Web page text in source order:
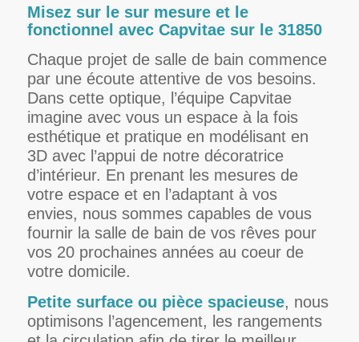
Misez sur le sur mesure et le
fonctionnel avec Capvitae sur le 31850
Chaque projet de salle de bain commence
par une écoute attentive de vos besoins.
Dans cette optique, l’équipe Capvitae
imagine avec vous un espace à la fois
esthétique et pratique en modélisant en
3D avec l’appui de notre décoratrice
d’intérieur. En prenant les mesures de
votre espace et en l’adaptant à vos
envies, nous sommes capables de vous
fournir la salle de bain de vos rêves pour
vos 20 prochaines années au coeur de
votre domicile.
Petite surface ou pièce spacieuse, nous
optimisons l’agencement, les rangements